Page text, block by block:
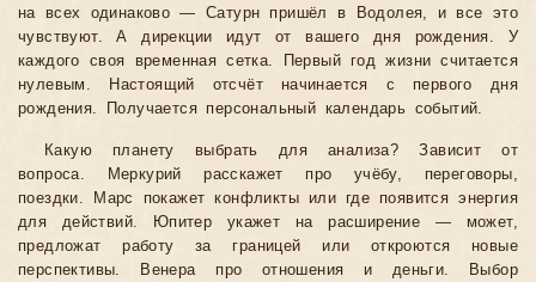
на всех одинаково — Сатурн пришёл в Водолея, и все это
чувствуют. А дирекции идут от вашего дня рождения. У
каждого своя временная сетка. Первый год жизни считается
нулевым. Настоящий отсчёт начинается с первого дня
рождения. Получается персональный календарь событий.
Какую планету выбрать для анализа? Зависит от
вопроса. Меркурий расскажет про учёбу, переговоры,
поездки. Марс покажет конфликты или где появится энергия
для действий. Юпитер укажет на расширение — может,
предложат работу за границей или откроются новые
перспективы. Венера про отношения и деньги. Выбор